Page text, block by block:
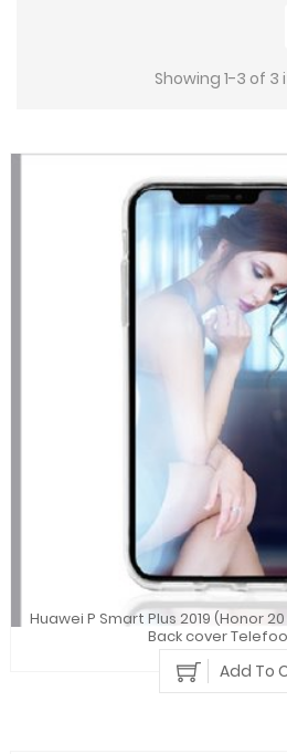
Showing 1-3 of
Huawei P Smart Plus 2019 (Honor
Back cover
Add To